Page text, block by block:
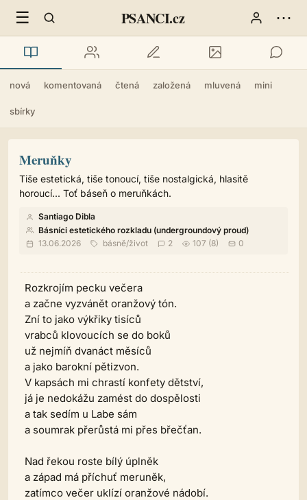
☰ PSANCI.cz ⋯
nová komentovaná čtená založená mluvená mini
sbírky
Meruňky
Tiše estetická, tiše tonoucí, tiše nostalgická, hlasitě
horoucí... Toť báseň o meruňkách.
Santiago Dibla
Básníci estetického rozkladu (undergroundový proud)
13.06.2026
básně/život 2 107 (8) 0
Rozkrojím pecku večera
a začne vyzvánět oranžový tón.
Zní to jako výkřiky tisíců
vrabců klovoucích se do boků
už nejmíň dvanáct měsíců
a jako barokní pětizvon.
V kapsách mi chrastí konfety dětství,
já je nedokážu zamést do dospělosti
a tak sedím u Labe sám
a soumrak přerůstá mi přes břečťan.
Nad řekou roste bílý úplněk
a západ má příchuť meruněk,
zatímco večer uklízí oranžové nádobí.